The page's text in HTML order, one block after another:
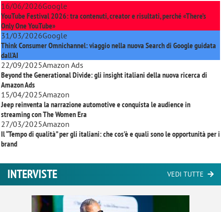
16/06/2026Google
YouTube Festival 2026: tra contenuti, creator e risultati, perché «There’s
Only One YouTube»
31/03/2026Google
Think Consumer Omnichannel: viaggio nella nuova Search di Google guidata
dall'AI
22/09/2025Amazon Ads
Beyond the Generational Divide: gli insight italiani della nuova ricerca di
Amazon Ads
15/04/2025Amazon
Jeep reinventa la narrazione automotive e conquista le audience in
streaming conThe Women Era
27/03/2025Amazon
Il “Tempo di qualità” per gli italiani: che cos’è e quali sono le opportunità per i
brand
INTERVISTE VEDI TUTTE